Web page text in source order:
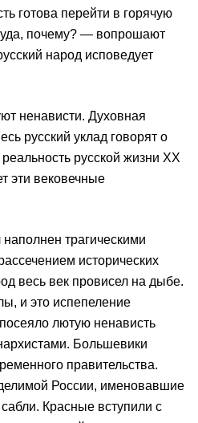
готова перейти в горячую
почему? — вопрошают
народ исповедует
ненависти. Духовная
русский уклад говорят о
русской жизни XX
эти вековечные
трагическими
исторических
весь век провисел на дыбе.
и это испепеление
лютую ненависть
Большевики
правительства.
России, именовавшие
Красные вступили с